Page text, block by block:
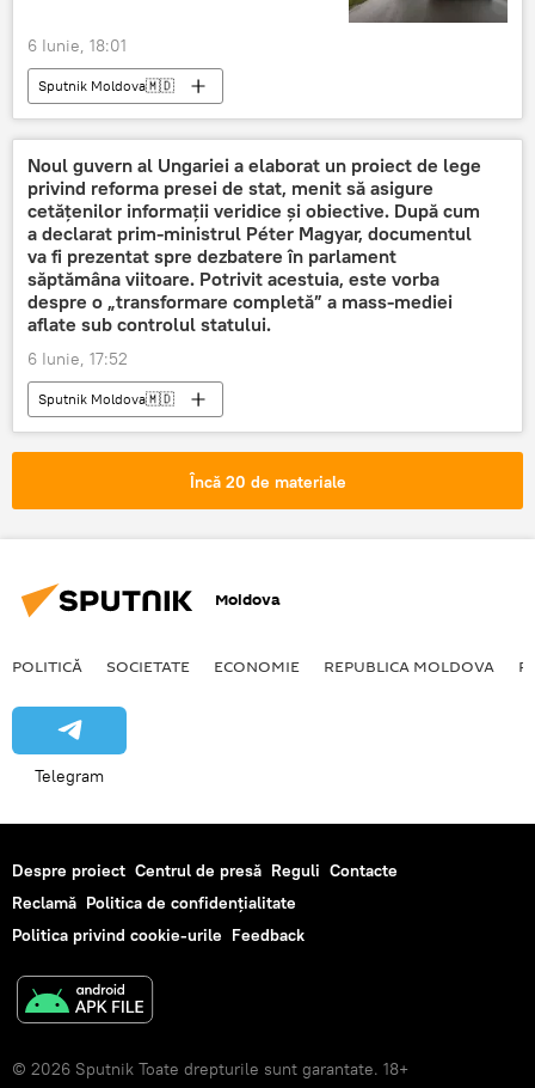
6 Iunie, 18:01
Sputnik Moldova🇲🇩
Noul guvern al Ungariei a elaborat un proiect de lege
privind reforma presei de stat, menit să asigure
cetățenilor informații veridice și obiective. După cum
a declarat prim-ministrul Péter Magyar, documentul
va fi prezentat spre dezbatere în parlament
săptămâna viitoare. Potrivit acestuia, este vorba
despre o „transformare completă” a mass-mediei
aflate sub controlul statului.
6 Iunie, 17:52
Sputnik Moldova🇲🇩
Încă 20 de materiale
Moldova
POLITICĂ SOCIETATE ECONOMIE REPUBLICA MOLDOVA
Telegram
Despre proiect Centrul de presă Reguli Contacte
Reclamă Politica de confidențialitate
Politica privind cookie-urile Feedback
© 2026 Sputnik Toate drepturile sunt garantate. 18+